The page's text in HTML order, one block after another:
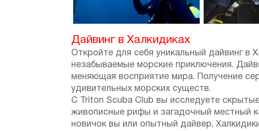
Дайвинг в Халкидиках
Откройте для себя уникальный дайвинг в
незабываемые морские приключения.
меняющая восприятие мира. Получение
удивительных морских существ.
С Triton Scuba Club вы исследуете
живописные рифы и загадочный местный
новичок вы или опытный дайвер,